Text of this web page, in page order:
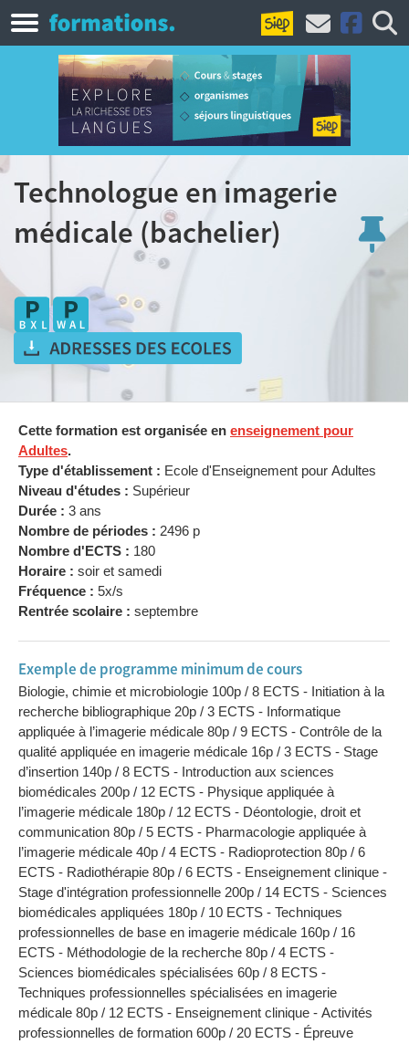
Technologue en imagerie
médicale (bachelier)
Cette formation est organisée en enseignement pour
Adultes.
Type d'établissement : Ecole d'Enseignement pour Adultes
Niveau d'études : Supérieur
Durée : 3 ans
Nombre de périodes : 2496 p
Nombre d'ECTS : 180
Horaire :
soir et samedi
Fréquence : 5x/s
Rentrée scolaire : septembre
Exemple de programme minimum de cours
Biologie, chimie et microbiologie 100p / 8 ECTS - Initiation à la
recherche bibliographique 20p / 3 ECTS - Informatique
appliquée à l’imagerie médicale 80p / 9 ECTS - Contrôle de la
qualité appliquée en imagerie médicale 16p / 3 ECTS - Stage
d’insertion 140p / 8 ECTS - Introduction aux sciences
biomédicales 200p / 12 ECTS - Physique appliquée à
l’imagerie médicale 180p / 12 ECTS - Déontologie, droit et
communication 80p / 5 ECTS - Pharmacologie appliquée à
l’imagerie médicale 40p / 4 ECTS - Radioprotection 80p / 6
ECTS - Radiothérapie 80p / 6 ECTS - Enseignement clinique -
Stage d'intégration professionnelle 200p / 14 ECTS - Sciences
biomédicales appliquées 180p / 10 ECTS - Techniques
professionnelles de base en imagerie médicale 160p / 16
ECTS - Méthodologie de la recherche 80p / 4 ECTS -
Sciences biomédicales spécialisées 60p / 8 ECTS -
Techniques professionnelles spécialisées en imagerie
médicale 80p / 12 ECTS - Enseignement clinique - Activités
professionnelles de formation 600p / 20 ECTS - Épreuve